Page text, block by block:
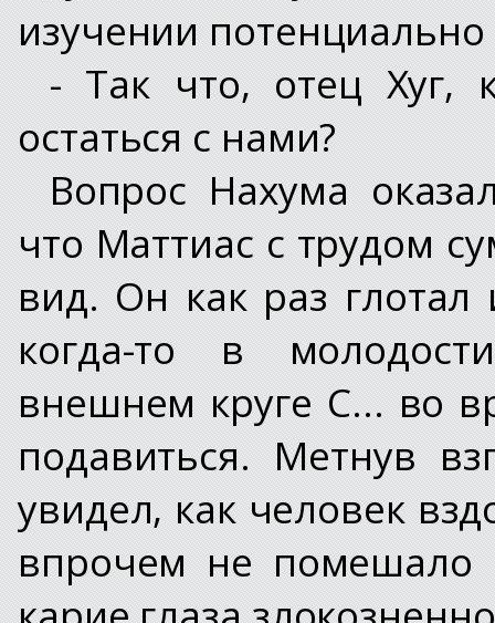
изучении
- Так что, отец Хуг,
остаться с нами?
Вопрос Нахума
что Маттиас с трудом
вид. Он как раз
когда-то в
внешнем круге С... во
подавиться. Метнув
увидел, как человек
впрочем не помешало